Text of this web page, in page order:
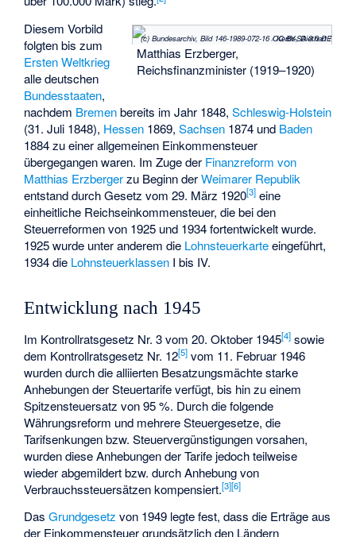
(c) Bundesarchiv, Bild 146-1989-072-16 / Kerbs, Diethart / CC BY-SA 3.0 DE
Matthias Erzberger,
Reichsfinanzminister (1919–1920)
Diesem Vorbild
folgten bis zum
Ersten Weltkrieg
alle deutschen
Bundesstaaten,
nachdem Bremenbereits im Jahr 1848,Schleswig-Holstein
(31. Juli 1848), Hessen 1869,Sachsen 1874 und Baden
1884 zu einer allgemeinen Einkommensteuer
übergegangen waren. Im Zuge der Finanzreform von
Matthias Erzbergerzu Beginn derWeimarer Republik
entstand durch Gesetz vom 29. März 1920[3] eine
einheitliche Reichseinkommensteuer, die bei den
Steuerreformen von 1925 und 1934 fortentwickelt wurde.
1925 wurde unter anderem die Lohnsteuerkarteeingeführt,
1934 die Lohnsteuerklassen I bis IV.
Entwicklung nach 1945
Im Kontrollratsgesetz Nr. 3vom 20. Oktober 1945[4] sowie
dem Kontrollratsgesetz Nr. 12[5] vom 11. Februar 1946
wurden durch die alliierten Besatzungsmächte starke
Anhebungen der Steuertarife verfügt, bis hin zu einem
Spitzensteuersatz von 95 %. Durch die folgende
Währungsreform und mehrere Steuergesetze, die
Tarifsenkungen bzw. Steuervergünstigungen vorsahen,
wurden diese Anhebungen der Tarife jedoch teilweise
wieder abgemildert bzw. durch Anhebung von
Verbrauchssteuersätzen kompensiert.[3][6]
DasGrundgesetz von 1949 legte fest, dass die Erträge aus
der Einkommensteuer grundsätzlich den Ländern